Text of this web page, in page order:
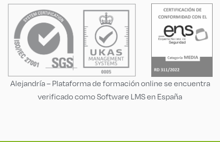
Alejandría – Plataforma de formación online se encuentra
verificado como Software LMS en España